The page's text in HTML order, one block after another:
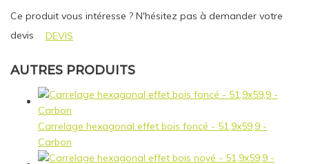
Ce produit vous intéresse ? N'hésitez pas à demander votre
devis
DEVIS
AUTRES PRODUITS
Carrelage hexagonal effet bois foncé - 51,9x59,9 -
Carbon